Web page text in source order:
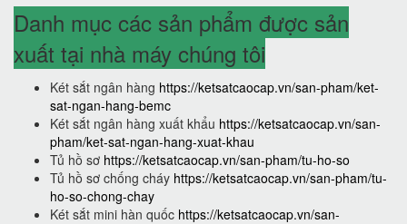
Danh mục các sản phẩm được sản
xuất tại nhà máy chúng tôi
Két sắt ngân hàng https://ketsatcaocap.vn/san-pham/ket-
sat-ngan-hang-bemc
Két sắt ngân hàng xuất khẩu https://ketsatcaocap.vn/san-
pham/ket-sat-ngan-hang-xuat-khau
Tủ hồ sơ https://ketsatcaocap.vn/san-pham/tu-ho-so
Tủ hồ sơ chống cháy https://ketsatcaocap.vn/san-pham/tu-
ho-so-chong-chay
Két sắt mini hàn quốc https://ketsatcaocap.vn/san-